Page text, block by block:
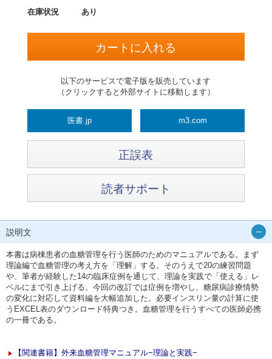
在庫状況 あり
以下のサービスで電子版を販売しています
（クリックすると外部サイトに移動します）
医書.jp m3.com
正誤表
読者サポート
説明文
本書は病棟患者の血糖管理を行う医師のためのマニュアルである。まず
理論編で血糖管理の考え方を「理解」する。そのうえで20の練習問題
や、筆者が経験した14の臨床症例を通じて、理論を実践で「使える」レ
ベルにまで引き上げる。今回の改訂では症例を増やし、糖尿病診療情勢
の変化に対応して資料編を大幅追加した。必要インスリン量の計算に使
うEXCEL表のダウンロード特典つき。血糖管理を行うすべての医師必携
の一冊である。
【関連書籍】外来血糖管理マニュアル−理論と実践−